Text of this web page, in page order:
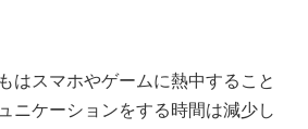
はスマホやゲームに熱中すること
ニケーションをする時間は減少し